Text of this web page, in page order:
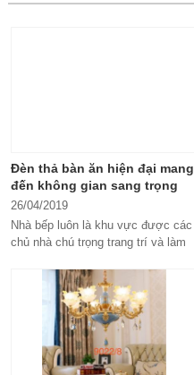
Đèn thả bàn ăn hiện đại mang
đến không gian sang trọng
26/04/2019
Nhà bếp luôn là khu vực được các
chủ nhà chú trọng trang trí và làm